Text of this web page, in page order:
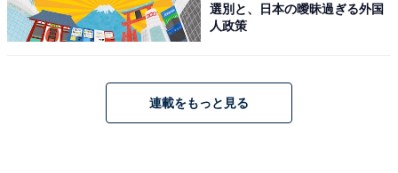
選別と、日本の曖昧過ぎる外国
人政策
連載をもっと見る